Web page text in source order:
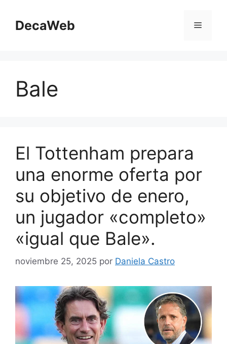
contenido
DecaWeb Menú
Bale
El Tottenham prepara
una enorme oferta por
su objetivo de enero,
un jugador «completo»
«igual que Bale».
noviembre 25, 2025 por Daniela Castro